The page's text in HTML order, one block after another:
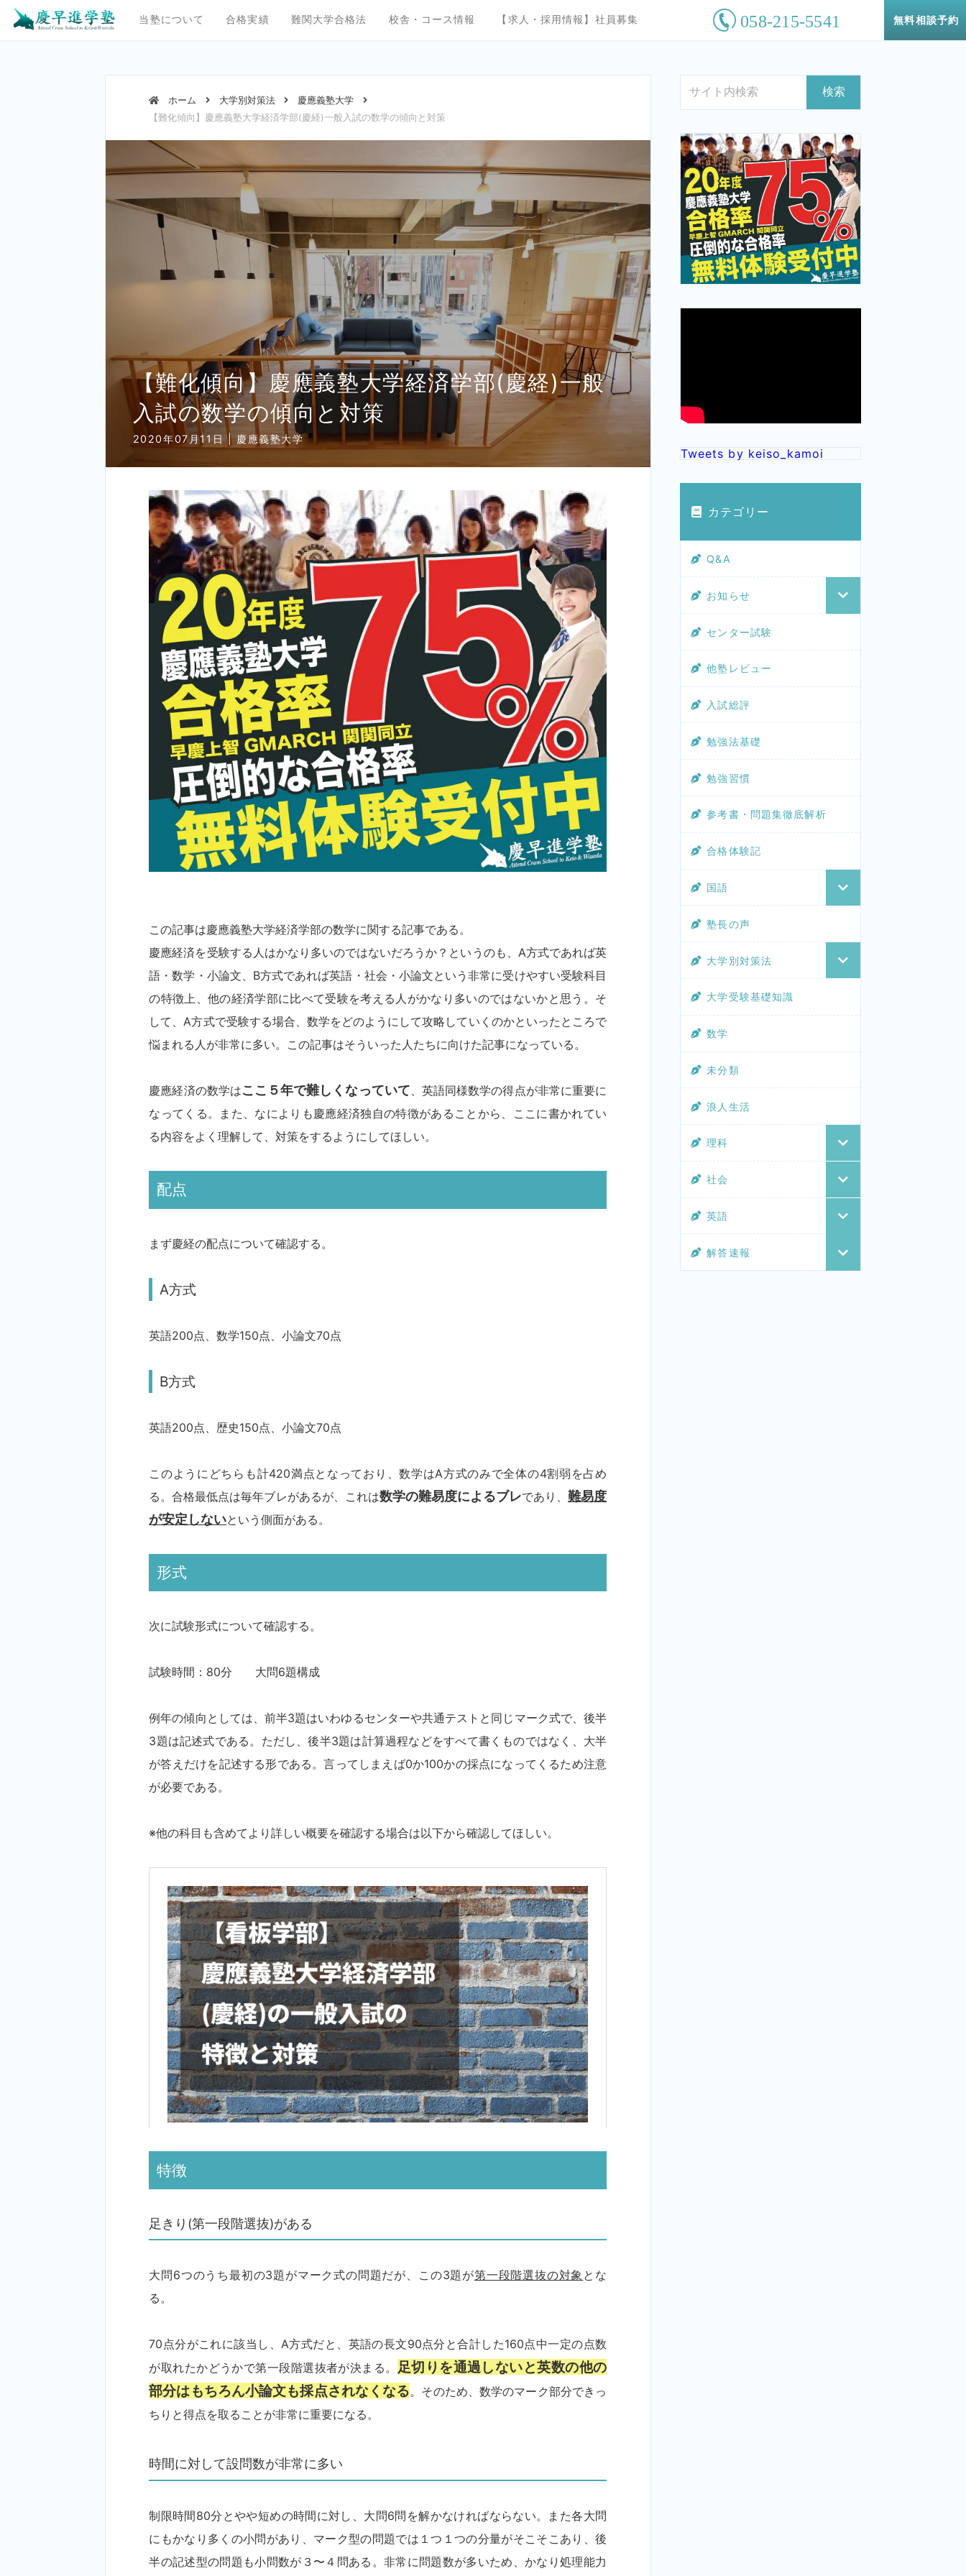
当塾について 合格実績 難関大学合格法 校舎・コース情報 【求人・採用情報】社員募集 無料相談予約
ホーム 大学別対策法
慶應義塾大学
【難化傾向】慶應義塾大学経済学部(慶経)一般入試の数学の傾向と対策
【難化傾向】慶應義塾大学経済学部(慶経)一般
入試の数学の傾向と対策
2020年07月11日 | 慶應義塾大学
この記事は慶應義塾大学経済学部の数学に関する記事である。
慶應経済を受験する人はかなり多いのではないだろうか？というのも、A方式であれば英
語・数学・小論文、B方式であれば英語・社会・小論文という非常に受けやすい受験科目
の特徴上、他の経済学部に比べて受験を考える人がかなり多いのではないかと思う。そ
して、A方式で受験する場合、数学をどのようにして攻略していくのかといったところで
悩まれる人が非常に多い。この記事はそういった人たちに向けた記事になっている。
慶應経済の数学はここ５年で難しくなっていて 、英語同様数学の得点が非常に重要に
なってくる。また、なによりも慶應経済独自の特徴があることから、ここに書かれてい
る内容をよく理解して、対策をするようにしてほしい。
配点
まず慶経の配点について確認する。
A方式
英語200点、数学150点、小論文70点
B方式
英語200点、歴史150点、小論文70点
このようにどちらも計420満点となっており、数学はA方式のみで全体の4割弱を占め
る。合格最低点は毎年ブレがあるが、これは数学の難易度によるブレであり、難易度
が安定しないという側面がある。
形式
次に試験形式について確認する。
試験時間：80分 大問6題構成
例年の傾向としては、前半3題はいわゆるセンターや共通テストと同じマーク式で、後半
3題は記述式である。ただし、後半3題は計算過程などをすべて書くものではなく、大半
が答えだけを記述する形である。言ってしまえば0か100かの採点になってくるため注意
が必要である。
※他の科目も含めてより詳しい概要を確認する場合は以下から確認してほしい。
特徴
足きり(第一段階選抜)がある
大問6つのうち最初の3題がマーク式の問題だが、この3題が第一段階選抜の対象 とな
る。
70点分がこれに該当し、A方式だと、英語の長文90点分と合計した160点中一定の点数
が取れたかどうかで第一段階選抜者が決まる。
足切りを通過しないと英数の他の
部分はもちろん小論文も採点されなくなる。そのため、数学のマーク部分できっ
ちりと得点を取ることが非常に重要になる。
時間に対して設問数が非常に多い
制限時間80分とやや短めの時間に対し、大問6問を解かなければならない。また各大問
にもかなり多くの小問があり、マーク型の問題では１つ１つの分量がそこそこあり、後
半の記述型の問題も小問数が３〜４問ある。非常に問題数が多いため、かなり処理能力
検索
Tweets by keiso_kamoi
カテゴリー
Q&A
お知らせ
センター試験
他塾レビュー
入試総評
勉強法基礎
勉強習慣
参考書・問題集徹底解析
合格体験記
国語
塾長の声
大学別対策法
大学受験基礎知識
数学
未分類
浪人生活
理科
社会
英語
解答速報